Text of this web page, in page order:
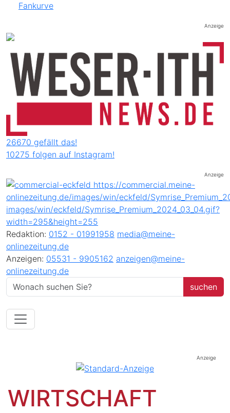
Fankurve
Anzeige
26670 gefällt das!
10275 folgen auf Instagram!
Anzeige
Redaktion: 0152 - 01991958 media@meine-
onlinezeitung.de
Anzeigen: 05531 - 9905162 anzeigen@meine-
onlinezeitung.de
Anzeige
WIRTSCHAFT